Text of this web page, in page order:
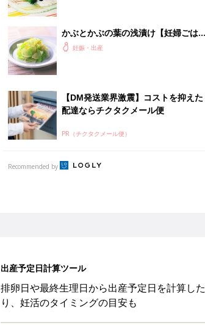
かぶとかぶの葉の浅漬け【妊婦ごは
ん・大人2人分】
妊娠・出産
【DM発送業界激震】コストを抑えた
配達ならチクタクメール便
PR（チクタクメール便）
Recommended by
出産予定日計算ツール
排卵日や最終生理日から出産予定日を計算した
り、妊活のタイミングの目安も